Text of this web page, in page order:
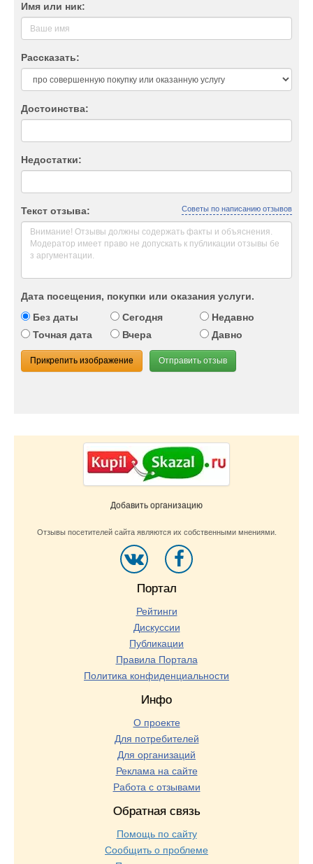
Имя или ник:
Рассказать:
Достоинства:
Недостатки:
Текст отзыва: Советы по написанию отзывов
Дата посещения, покупки или оказания услуги.
Без даты
Сегодня
Недавно
Точная дата
Вчера Давно
Прикрепить изображение Отправить отзыв
Добавить организацию
Отзывы посетителей сайта являются их собственными мнениями.
Портал
Рейтинги
Дискуссии
Публикации
Правила Портала
Политика конфиденциальности
Инфо
О проекте
Для потребителей
Для организаций
Реклама на сайте
Работа с отзывами
Обратная связь
Помощь по сайту
Сообщить о проблеме